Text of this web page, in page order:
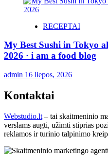
RECEPTAI
My Best Sushi in Tokyo
2026 · i am a food blog
admin 16 liepos, 2026
Kontaktai
Webstudio.lt – tai skaitmeninio
verslams augti, užimti stiprias
reklamos ir turinio talpinimo